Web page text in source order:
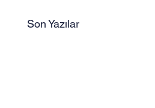
Son Yazılar